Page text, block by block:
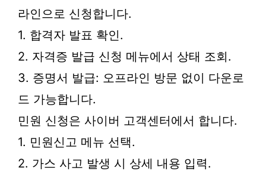
라인으로 신청합니다.
1. 합격자 발표 확인.
2. 자격증 발급 신청 메뉴에서 상태 조회.
3. 증명서 발급: 오프라인 방문 없이 다운로
드 가능합니다.
민원 신청은 사이버 고객센터에서 합니다.
1. 민원신고 메뉴 선택.
2. 가스 사고 발생 시 상세 내용 입력.